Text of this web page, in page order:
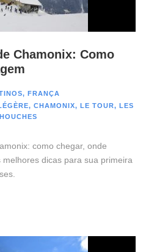
Chamonix: Como
, FRANÇA
, CHAMONIX, LE TOUR, LES
como chegar, onde
dicas para sua primeira